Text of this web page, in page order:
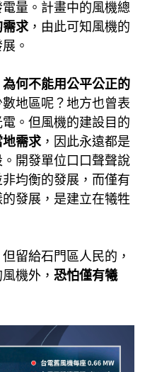
量。計畫中的風機總
需求，由此可知風機的
。
為何不能用公平公正的
地區呢？地方也曾表
。但風機的建設目的
地需求，因此永遠都是
開發單位口口聲聲說
均衡的發展，而僅有
發展，是建立在犧牲
留給石門區人民的，
機外， 恐怕僅有犧